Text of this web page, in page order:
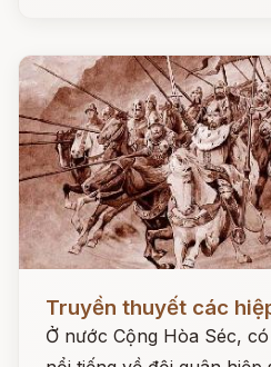
Đọc ngay
Truyền thuyết các
Ở nước Cộng Hòa Séc,